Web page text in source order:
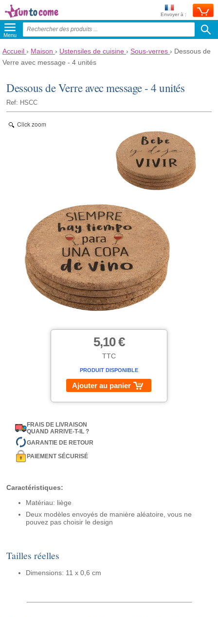
Envoyer à :
Menu
Accueil › Maison › Ustensiles de cuisine › Sous-verres › Dessous de
Verre avec message - 4 unités
Dessous de Verre avec message - 4 unités
Ref: HSCC
Click zoom
5,10 €
TTC
PRODUIT DISPONIBLE
Ajouter au panier
FRAIS DE LIVRAISON
QUAND ARRIVE-T-IL ?
GARANTIE DE RETOUR
PAIEMENT SÉCURISÉ
Caractéristiques:
Matériau: liège
Deux modèles envoyés de manière aléatoire, vous ne
pouvez pas choisir le design
Tailles réelles
Dimensions: 11 x 0,6 cm